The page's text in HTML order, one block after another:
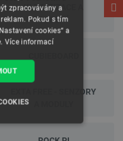
KLIMATIZACE A
TOPENÍ
EXTA FREE - SENZORY
zpracovávány a
Pokud s tím
cookies“ a
Více informací